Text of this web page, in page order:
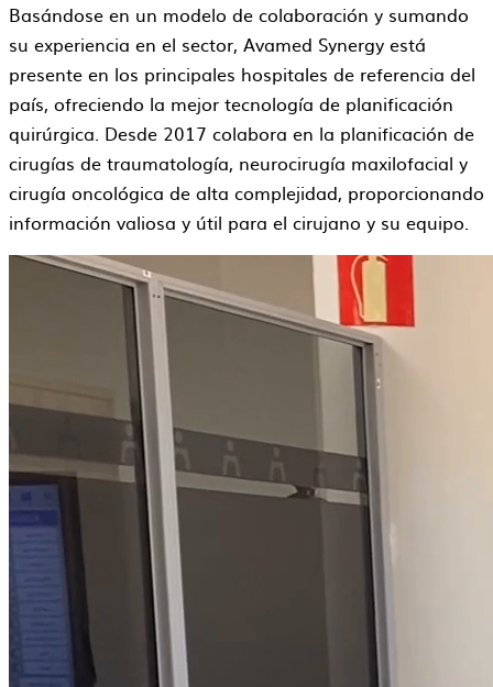
Basándose en un modelo de colaboración y sumando
su experiencia en el sector, Avamed Synergy está
presente en los principales hospitales de referencia del
país, ofreciendo la mejor tecnología de planificación
quirúrgica. Desde 2017 colabora en la planificación de
cirugías de traumatología, neurocirugía maxilofacial y
cirugía oncológica de alta complejidad, proporcionando
información valiosa y útil para el cirujano y su equipo.